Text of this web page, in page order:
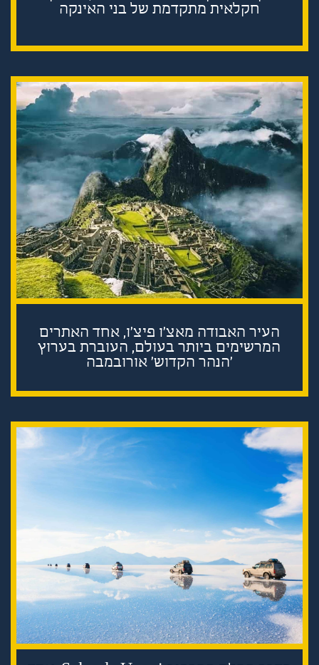
חקלאית מתקדמת של בני האינקה
העיר האבודה מאצ'ו פיצ'ו, אחד האתרים
המרשימים ביותר בעולם, העוברת בערוץ
'הנהר הקדוש' אורובמבה